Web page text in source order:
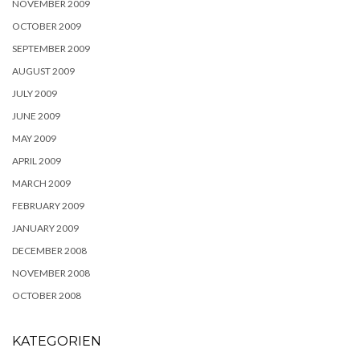
NOVEMBER 2009
OCTOBER 2009
SEPTEMBER 2009
AUGUST 2009
JULY 2009
JUNE 2009
MAY 2009
APRIL 2009
MARCH 2009
FEBRUARY 2009
JANUARY 2009
DECEMBER 2008
NOVEMBER 2008
OCTOBER 2008
KATEGORIEN